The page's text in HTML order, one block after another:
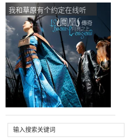
我和草原有个约定在线听
(原唱是凤凰传奇)，梅子演
唱点播:14次